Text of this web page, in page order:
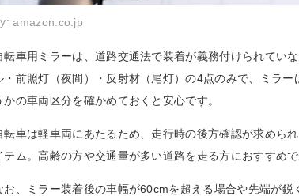
amazon.co.jp
転車用ミラーは、道路交通法で装着が義務付けられてい
・前照灯（夜間）・反射材（尾灯）の4点のみで、ミラ
かの車両区分を確かめておくと安心です。
転車は軽車両にあたるため、走行時の後方確認が求めら
テム。高齢の方や交通量が多い道路を走る方におすすめで
お、ミラー装着後の車幅が60cmを超える場合や先端が